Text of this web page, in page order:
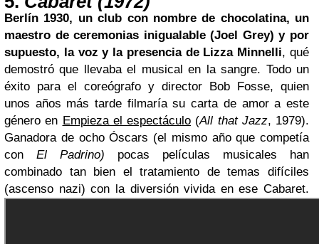
Berlín 1930, un club con nombre de chocolatina, un
maestro de ceremonias inigualable (Joel Grey)y por
supuesto, la voz y la presencia de Lizza Minnelli, qué
demostró que llevaba el musical en la sangre. Todo un
éxito para el coreógrafo y director Bob Fosse, quien
unos años más tarde filmaría su carta de amor a este
género en Empieza el espectáculo (All that Jazz, 1979).
Ganadora de ocho Óscars (el mismo año que competía
con El Padrino) pocas películas musicales han
combinado tan bien el tratamiento de temas difíciles
(ascenso nazi) con la diversión vivida en ese Cabaret.